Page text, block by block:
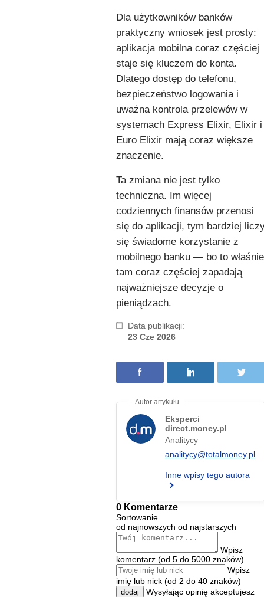
Dla użytkowników banków
praktyczny wniosek jest prosty:
aplikacja mobilna coraz częściej
staje się kluczem do konta.
Dlatego dostęp do telefonu,
bezpieczeństwo logowania i
uważna kontrola przelewów w
systemach Express Elixir, Elixir i
Euro Elixir mają coraz większe
znaczenie.
Ta zmiana nie jest tylko
techniczna. Im więcej
codziennych finansów przenosi
się do aplikacji, tym bardziej
się świadome korzystanie z
mobilnego banku — bo to właśnie
tam coraz częściej zapadają
najważniejsze decyzje o
pieniądzach.
Data publikacji:
23 Cze 2026
Eksperci
direct.money.pl
Analitycy
analitycy@totalmoney.pl
Inne wpisy tego autora
0 Komentarze
Sortowanie
od najnowszych od najstarszych
Wpisz
komentarz (od 5 do 5000 znaków)
Wpisz
imię lub nick (od 2 do 40 znaków)
dodaj
Wysyłając opinię akceptujesz